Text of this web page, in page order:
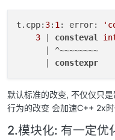
t.cpp: 3: 1 : error:
3
consteval
      | ^~~~~~~~~
constexpr
默认标准的改变, 不仅仅只
行为的改变 会加速C++ 2x
2.模块化: 有一定优